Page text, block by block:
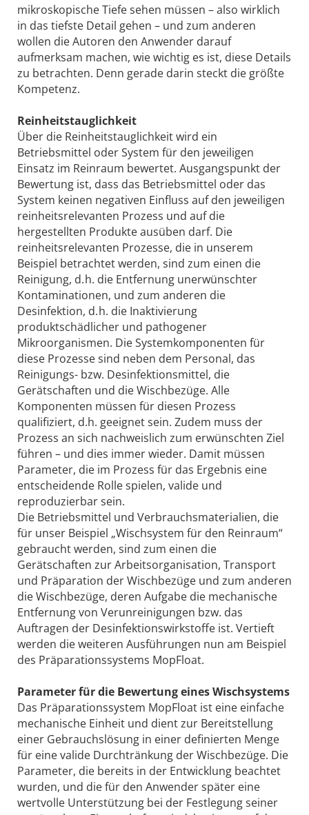
mikroskopische Tiefe sehen müssen – also wirklich
in das tiefste Detail gehen – und zum anderen
wollen die Autoren den Anwender darauf
aufmerksam machen, wie wichtig es ist, diese Details
zu betrachten. Denn gerade darin steckt die größte
Kompetenz.
Reinheitstauglichkeit
Über die Reinheitstauglichkeit wird ein
Betriebsmittel oder System für den jeweiligen
Einsatz im Reinraum bewertet. Ausgangspunkt der
Bewertung ist, dass das Betriebsmittel oder das
System keinen negativen Einfluss auf den jeweiligen
reinheitsrelevanten Prozess und auf die
hergestellten Produkte ausüben darf. Die
reinheitsrelevanten Prozesse, die in unserem
Beispiel betrachtet werden, sind zum einen die
Reinigung, d. h. die Entfernung unerwünschter
Kontaminationen, und zum anderen die
Desinfektion, d. h. die Inaktivierung
produktschädlicher und pathogener
Mikroorganismen. Die Systemkomponenten für
diese Prozesse sind neben dem Personal, das
Reinigungs- bzw. Desinfektionsmittel, die
Gerätschaften und die Wischbezüge. Alle
Komponenten müssen für diesen Prozess
qualifiziert, d.h. geeignet sein. Zudem muss der
Prozess an sich nachweislich zum erwünschten Ziel
führen – und dies immer wieder. Damit müssen
Parameter, die im Prozess für das Ergebnis eine
entscheidende Rolle spielen, valide und
reproduzierbar sein.
Die Betriebsmittel und Verbrauchsmaterialien, die
für unser Beispiel „Wischsystem für den Reinraum“
gebraucht werden, sind zum einen die
Gerätschaften zur Arbeitsorganisation, Transport
und Präparation der Wischbezüge und zum anderen
die Wischbezüge, deren Aufgabe die mechanische
Entfernung von Verunreinigungen bzw. das
Auftragen der Desinfektionswirkstoffe ist. Vertieft
werden die weiteren Ausführungen nun am Beispiel
des Präparationssystems MopFloat.
Parameter für die Bewertung eines Wischsystems
Das Präparationssystem MopFloat ist eine einfache
mechanische Einheit und dient zur Bereitstellung
einer Gebrauchslösung in einer definierten Menge
für eine valide Durchtränkung der Wischbezüge. Die
Parameter, die bereits in der Entwicklung beachtet
wurden, und die für den Anwender später eine
wertvolle Unterstützung bei der Festlegung seiner